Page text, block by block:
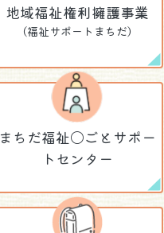
地域福祉権利擁護事業
（福祉サポートまちだ）
まちだ福祉〇ごとサポー
トセンター